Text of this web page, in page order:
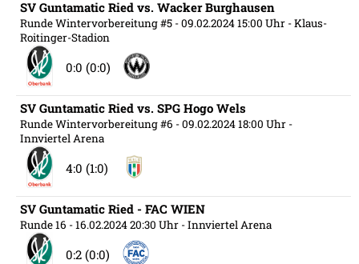
SV Guntamatic Ried vs. Wacker Burghausen
Runde Wintervorbereitung #5 - 09.02.2024 15:00 Uhr - Klaus-
Roitinger-Stadion
0:0 (0:0)
SV Guntamatic Ried vs. SPG Hogo Wels
Runde Wintervorbereitung #6 - 09.02.2024 18:00 Uhr -
Innviertel Arena
4:0 (1:0)
SV Guntamatic Ried - FAC WIEN
Runde 16 - 16.02.2024 20:30 Uhr - Innviertel Arena
0:2 (0:0)